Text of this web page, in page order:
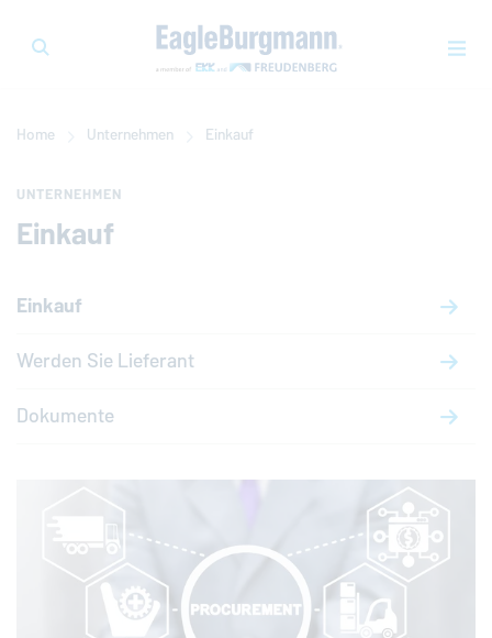
Home Unternehmen Einkauf
UNTERNEHMEN
Einkauf
Einkauf
Werden Sie Lieferant
Dokumente